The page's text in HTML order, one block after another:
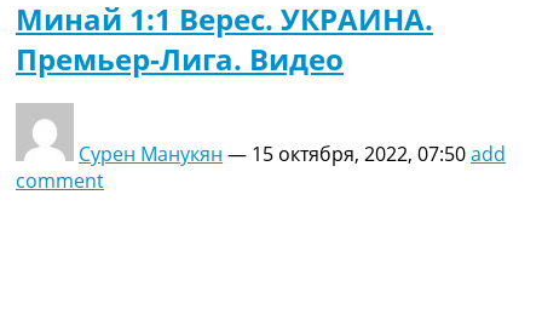
Минай 1:1 Верес. УКРАИНА.
Премьер-Лига. Видео
Сурен Манукян — 15 октября, 2022, 07:50add
comment